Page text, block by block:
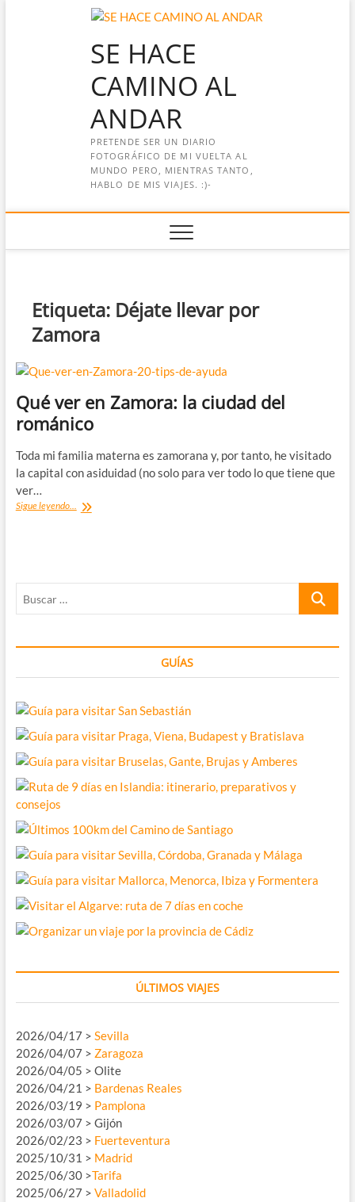
SE HACE
CAMINO AL
ANDAR
PRETENDE SER UN DIARIO
FOTOGRÁFICO DE MI VUELTA AL
MUNDO PERO, MIENTRAS TANTO,
HABLO DE MIS VIAJES. :)-
Etiqueta: Déjate llevar por
Zamora
Qué ver en Zamora: la ciudad del
románico
Toda mi familia materna es zamorana y, por tanto, he visitado
la capital con asiduidad (no solo para ver todo lo que tiene que
ver…
Sigue leyendo... Qué
Buscar
GUÍAS
ÚLTIMOS VIAJES
2026/04/17 > Sevilla
2026/04/07 > Zaragoza
2026/04/05 > Olite
2026/04/21 > Bardenas Reales
2026/03/19 > Pamplona
2026/03/07 > Gijón
2026/02/23 > Fuerteventura
2025/10/31 > Madrid
2025/06/30 >Tarifa
2025/06/27 > Valladolid